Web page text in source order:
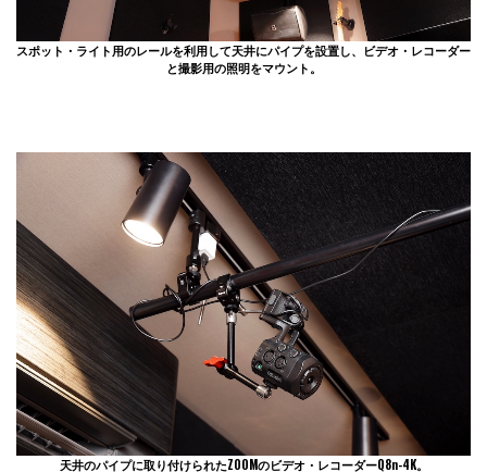
スポット・ライト用のレールを利用して天井にパイプを設置し、ビデオ・レコーダー
と撮影用の照明をマウント。
天井のパイプに取り付けられたZOOMのビデオ・レコーダーQ8n-4K。